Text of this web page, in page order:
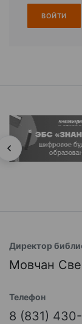
Директор
Мовчан
Телефон
8 (831)